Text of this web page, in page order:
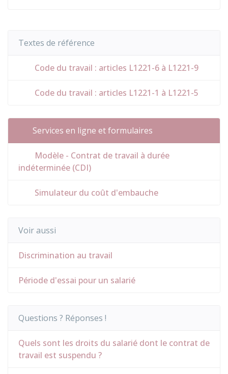
Textes de référence
Code du travail : articles L1221-6 à L1221-9
Code du travail : articles L1221-1 à L1221-5
Services en ligne et formulaires
Modèle - Contrat de travail à durée
indéterminée (CDI)
Simulateur du coût d'embauche
Voir aussi
Discrimination au travail
Période d'essai pour un salarié
Questions ? Réponses !
Quels sont les droits du salarié dont le contrat de
travail est suspendu ?